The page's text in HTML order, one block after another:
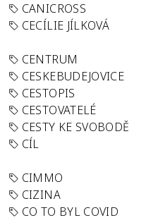
CANICROSS
CECÍLIE JÍLKOVÁ
CENTRUM
CESKEBUDEJOVICE
CESTOPIS
CESTOVATELÉ
CESTY KE SVOBODĚ
CÍL
CIMMO
CIZINA
CO TO BYL COVID